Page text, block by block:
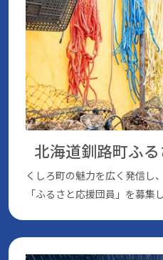
北海道釧路町ふ
くしろ町の魅⼒を広く発信し
「ふるさと応援団員」を募集